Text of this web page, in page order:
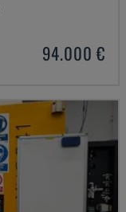
94.000 €